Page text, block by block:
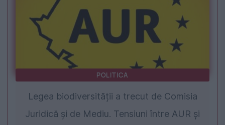
POLITICA
Legea biodiversității a trecut de Comisia
Juridică și de Mediu. Tensiuni între AUR și